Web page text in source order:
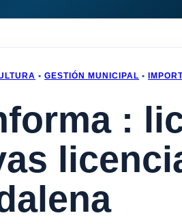
• GESTIÓN MUNICIPAL •
: